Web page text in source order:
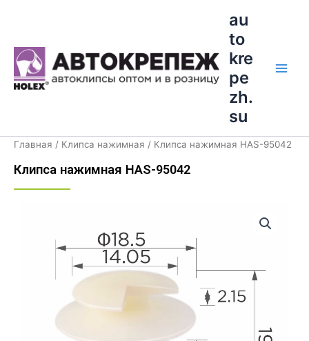
au
to
kre
pe
zh.
su
Главная / Клипса нажимная / Клипса нажимная HAS-95042
Клипса нажимная HAS-95042